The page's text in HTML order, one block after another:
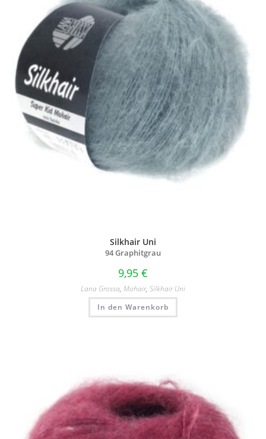
Silkhair Uni
94 Graphitgrau
9,95 €
Lana Grossa, Mohair, Silkhair Uni
In den Warenkorb